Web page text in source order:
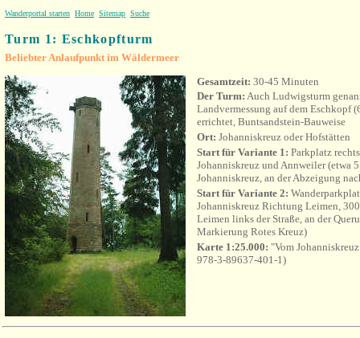
Wanderportal starten Home Sitemap Suche
Turm 1: Eschkopfturm
Beliebter Anlaufpunkt im Wäldermeer
Gesamtzeit: 30-45 Minuten
Der Turm: Auch Ludwigsturm
Landvermessung auf dem Eschkopf
errichtet, Buntsandstein-Bauweise
Ort: Johanniskreuz oder Hofstätten
Start für Variante 1: Parkplatz
Johanniskreuz und Annweiler (etwa
Johanniskreuz, an der Abzeigung
Start für Variante 2:
Johanniskreuz Richtung Leimen,
Leimen links der Straße, an der
Markierung Rotes Kreuz)
Karte 1:25.000: "Vom
978-3-89637-401-1)